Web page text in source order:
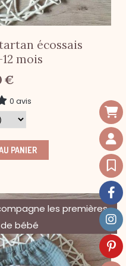
écossais
mois
€
0 avis
PANIER
les premières
bébé